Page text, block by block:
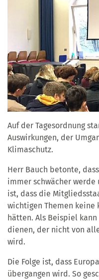
Auf der Tagesordnung
Auswirkungen, der
Klimaschutz.
Herr Bauch betonte,
immer schwächer
ist, dass die
wichtigen Themen keine
hätten. Als Beispiel
dienen, der nicht von
wird.
Die Folge ist, dass
übergangen wird. So